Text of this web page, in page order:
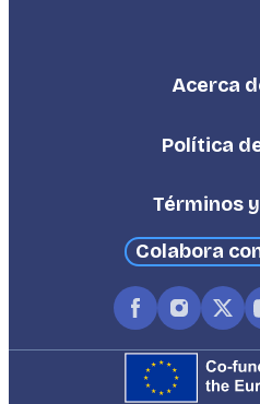
Acerca
Política
Términos
Colabora
FacebookX